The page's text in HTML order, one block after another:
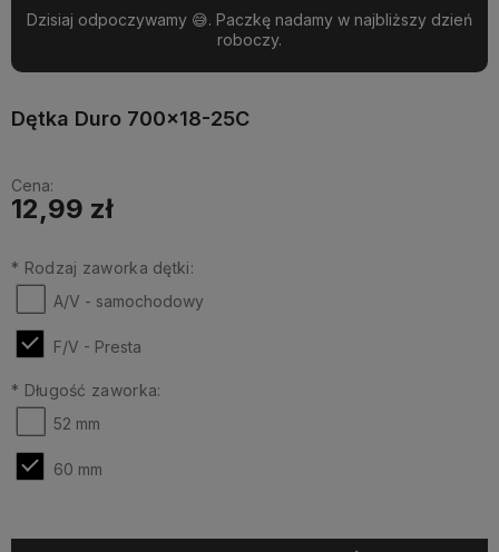
Dzisiaj odpoczywamy 😅. Paczkę nadamy w najbliższy dzień
roboczy.
Dętka Duro 700x18-25C
Cena:
12,99 zł
* Rodzaj zaworka dętki:
A/V - samochodowy
F/V - Presta
* Długość zaworka:
52 mm
60 mm